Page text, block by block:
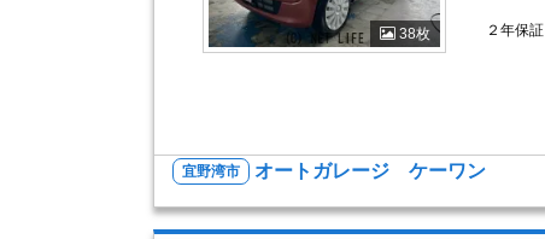
38枚 ２年保
宜野湾市 オートガレージ ケーワン